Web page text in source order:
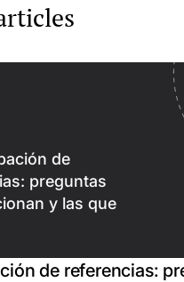
de
preguntas
y las que
de referencias: